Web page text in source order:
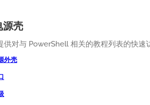
源壳
供对与 PowerShell 相关的教程列表的快速
外壳